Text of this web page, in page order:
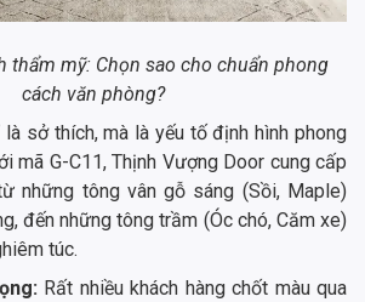
thẩm mỹ: Chọn sao cho chuẩn phong
cách văn phòng?
sở thích, mà là yếu tố định hình phong
mã G-C11, Thịnh Vượng Door cung cấp
những tông vân gỗ sáng (Sồi, Maple)
đến những tông trầm (Óc chó, Căm xe)
túc.
Rất nhiều khách hàng chốt màu qua